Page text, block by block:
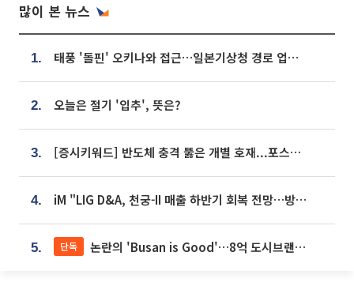
많이 본 뉴스
1. 태풍 '돌핀' 오키나와 접근…일본기상청 경로 업데이트
2. 오늘은 절기 '입추', 뜻은?
3. [증시키워드] 반도체 충격 뚫은 개별 호재...포스코퓨처엠·에코프로·한화솔루션 '눈길'
4. iM "LIG D&A, 천궁-II 매출 하반기 회복 전망…방산 톱픽 유지"
5. 단독 논란의 'Busan is Good'…8억 도시브랜드, 용산 대통령실 CI 업체가 수행